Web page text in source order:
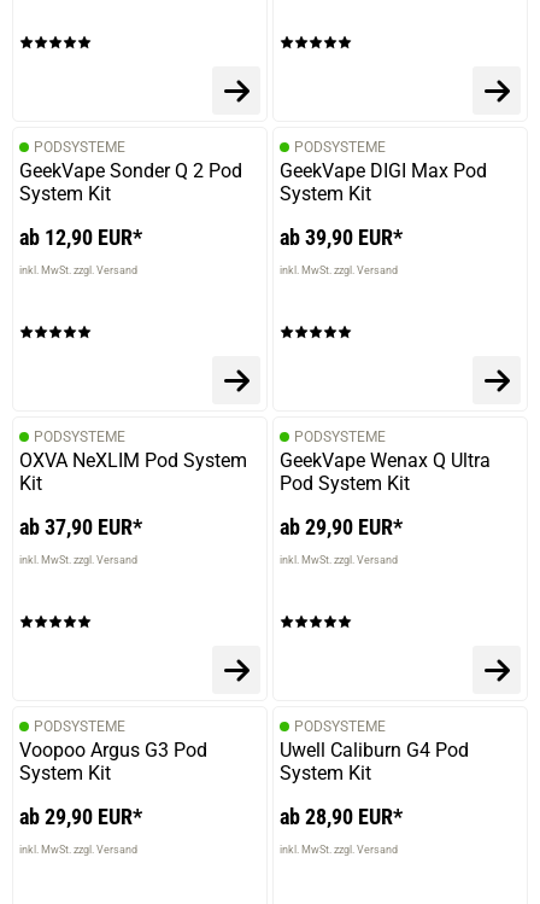
PODSYSTEME
GeekVape Sonder Q 2 Pod
System Kit
ab 12,90 EUR*
inkl. MwSt. zzgl. Versand
PODSYSTEME
GeekVape DIGI Max Pod
System Kit
ab 39,90 EUR*
inkl. MwSt. zzgl. Versand
PODSYSTEME
OXVA NeXLIM Pod System
Kit
ab 37,90 EUR*
inkl. MwSt. zzgl. Versand
PODSYSTEME
GeekVape Wenax Q Ultra
Pod System Kit
ab 29,90 EUR*
inkl. MwSt. zzgl. Versand
PODSYSTEME
Voopoo Argus G3 Pod
System Kit
ab 29,90 EUR*
inkl. MwSt. zzgl. Versand
PODSYSTEME
Uwell Caliburn G4 Pod
System Kit
ab 28,90 EUR*
inkl. MwSt. zzgl. Versand